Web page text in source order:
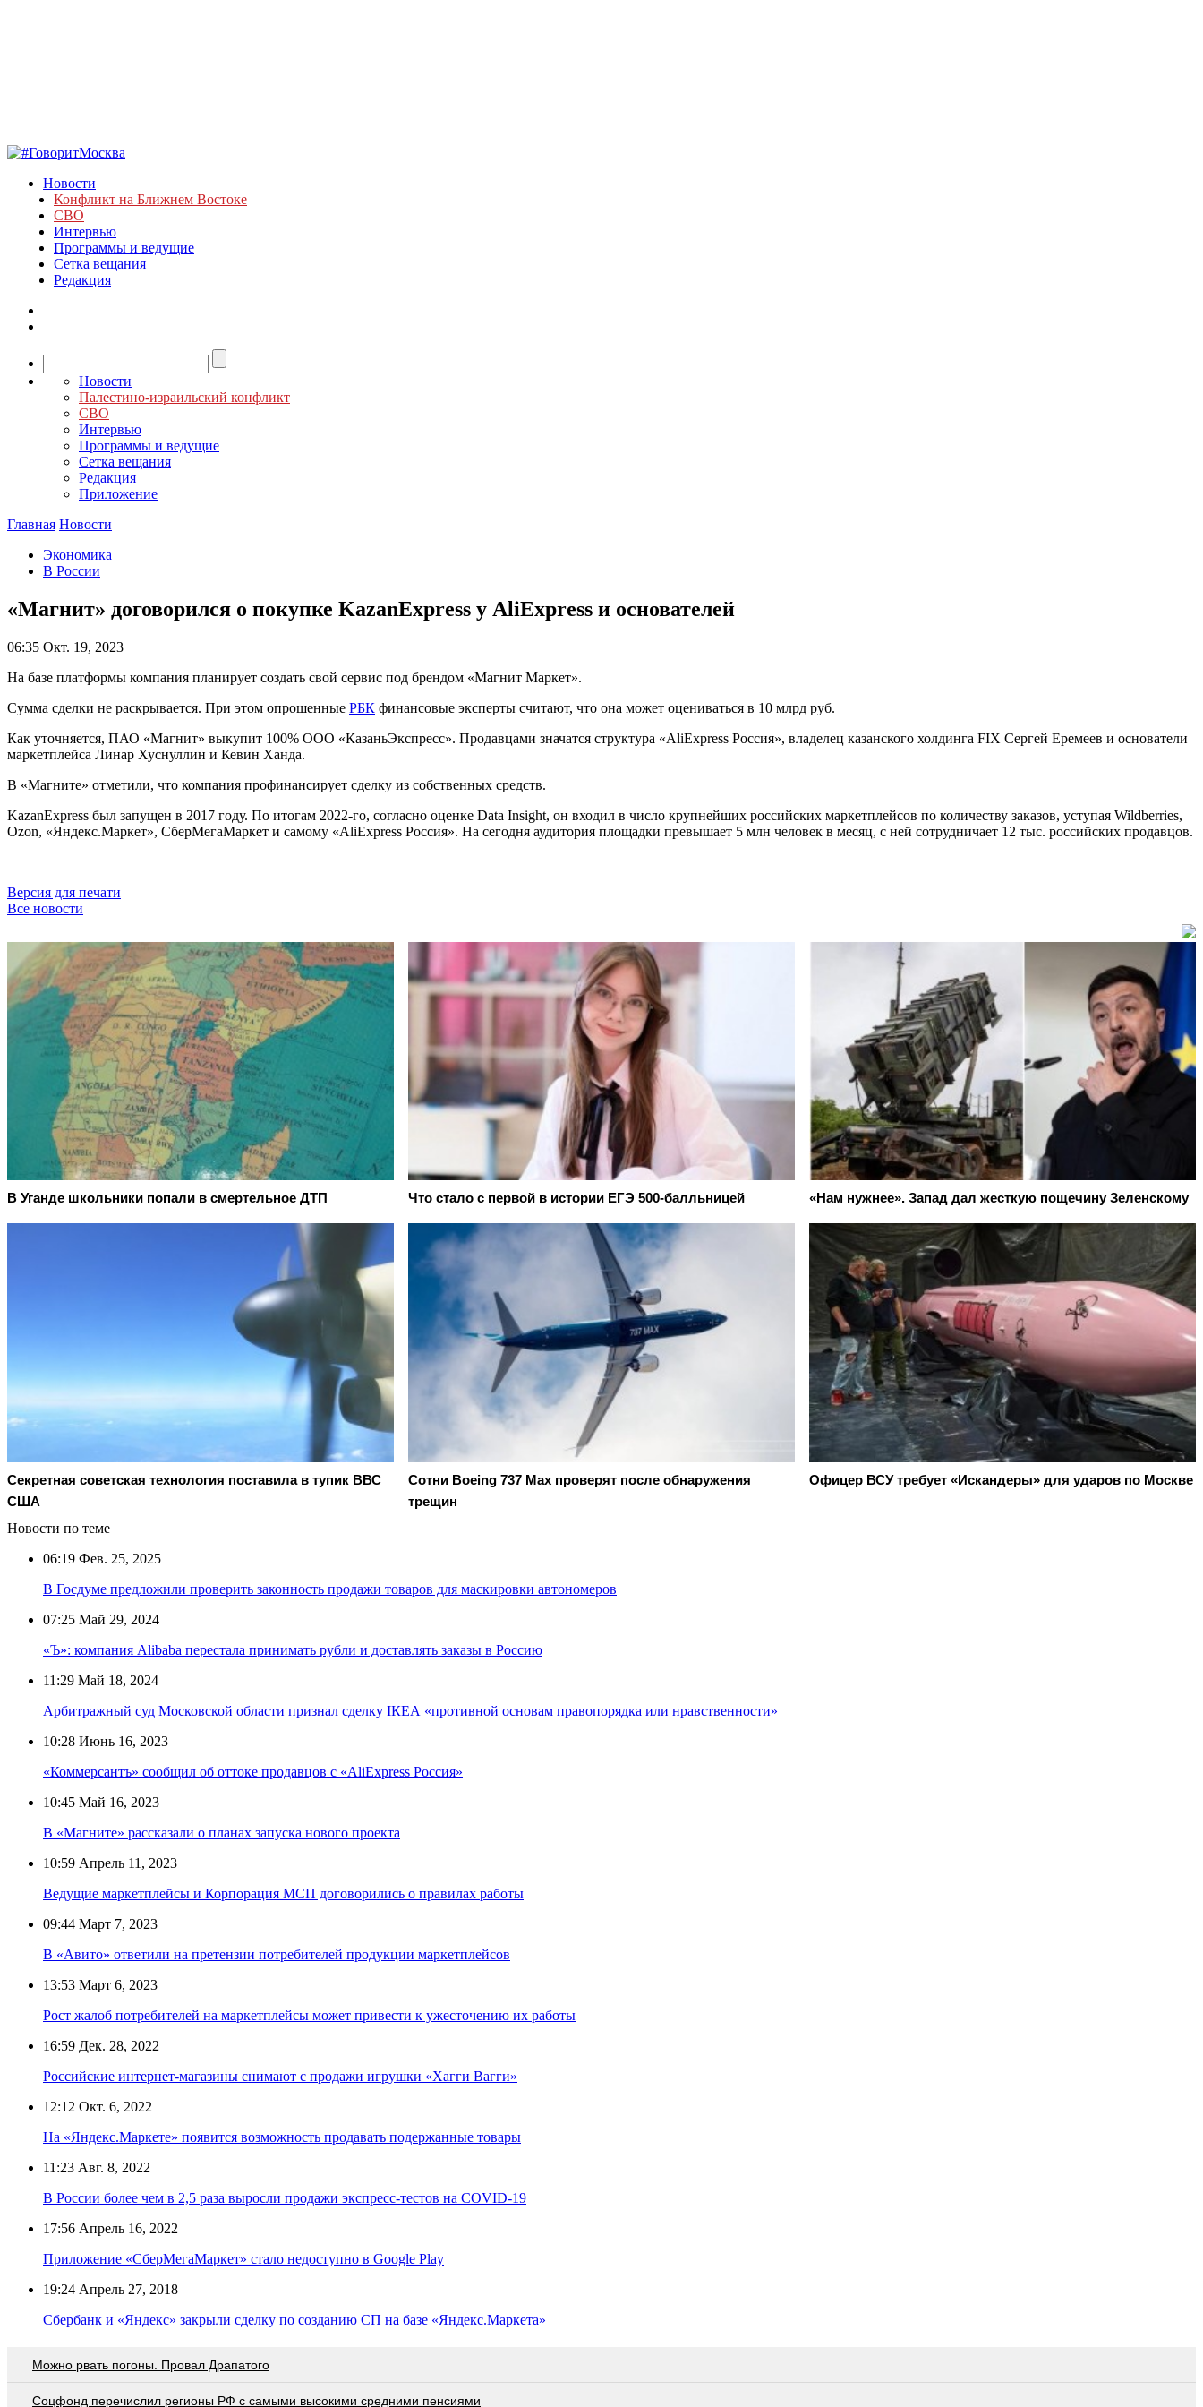
Новости
Конфликт на Ближнем Востоке
СВО
Интервью
Программы и ведущие
Сетка вещания
Редакция
Новости
Палестино-израильский конфликт
СВО
Интервью
Программы и ведущие
Сетка вещания
Редакция
Приложение
Главная Новости
Экономика
В России
«Магнит» договорился о покупке KazanExpress у AliExpress и основателей
06:35 Окт. 19, 2023
На базе платформы компания планирует создать свой сервис под брендом «Магнит Маркет».
Сумма сделки не раскрывается. При этом опрошенные РБК финансовые эксперты считают, что она может оцениваться в 10 млрд руб.
Как уточняется, ПАО «Магнит» выкупит 100% ООО «КазаньЭкспресс». Продавцами значатся структура «AliExpress Россия», владелец казанского холдинга FIX Сергей Еремеев и основатели
маркетплейса Линар Хуснуллин и Кевин Ханда.
В «Магните» отметили, что компания профинансирует сделку из собственных средств.
KazanExpress был запущен в 2017 году. По итогам 2022-го, согласно оценке Data Insight, он входил в число крупнейших российских маркетплейсов по количеству заказов, уступая Wildberries,
Ozon, «Яндекс.Маркет», СберМегаМаркет и самому «AliExpress Россия». На сегодня аудитория площадки превышает 5 млн человек в месяц, с ней сотрудничает 12 тыс. российских продавцов.
Версия для печати
Все новости
В Уганде школьники попали в смертельное ДТП Что стало с первой в истории ЕГЭ 500-балльницей «Нам нужнее». Запад дал жесткую пощечину Зеленскому
Секретная советская технология поставила в тупик ВВС
США
Сотни Boeing 737 Max проверят после обнаружения
трещин
Офицер ВСУ требует «Искандеры» для ударов по Москве
Новости по теме
06:19 Фев. 25, 2025
В Госдуме предложили проверить законность продажи товаров для маскировки автономеров
07:25 Май 29, 2024
«Ъ»: компания Alibaba перестала принимать рубли и доставлять заказы в Россию
11:29 Май 18, 2024
Арбитражный суд Московской области признал сделку IКЕА «противной основам правопорядка или нравственности»
10:28 Июнь 16, 2023
«Коммерсантъ» сообщил об оттоке продавцов с «AliExpress Россия»
10:45 Май 16, 2023
В «Магните» рассказали о планах запуска нового проекта
10:59 Апрель 11, 2023
Ведущие маркетплейсы и Корпорация МСП договорились о правилах работы
09:44 Март 7, 2023
В «Авито» ответили на претензии потребителей продукции маркетплейсов
13:53 Март 6, 2023
Рост жалоб потребителей на маркетплейсы может привести к ужесточению их работы
16:59 Дек. 28, 2022
Российские интернет-магазины снимают с продажи игрушки «Хагги Вагги»
12:12 Окт. 6, 2022
На «Яндекс.Маркете» появится возможность продавать подержанные товары
11:23 Авг. 8, 2022
В России более чем в 2,5 раза выросли продажи экспресс-тестов на COVID-19
17:56 Апрель 16, 2022
Приложение «СберМегаМаркет» стало недоступно в Google Play
19:24 Апрель 27, 2018
Сбербанк и «Яндекс» закрыли сделку по созданию СП на базе «Яндекс.Маркета»
Можно рвать погоны. Провал Драпатого
Соцфонд перечислил регионы РФ с самыми высокими средними пенсиями